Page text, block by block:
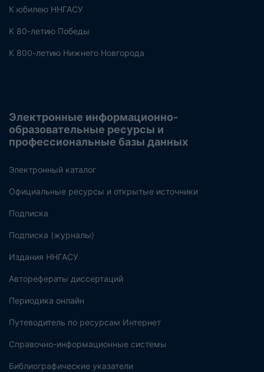
К юбилею ННГАСУ
К 80-летию Победы
К 800-летию Нижнего Новгорода
Электронные информационно-
образовательные ресурсы и
профессиональные базы данных
Электронный каталог
Официальные ресурсы и открытые источники
Подписка
Подписка (журналы)
Издания ННГАСУ
Авторефераты диссертаций
Периодика онлайн
Путеводитель по ресурсам Интернет
Справочно-информационные системы
Библиографические указатели